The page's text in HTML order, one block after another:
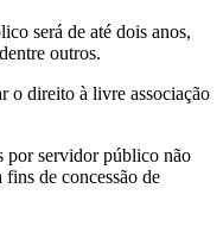
será de até dois anos,
outros.
o direito à livre associação
por servidor público não
de concessão de